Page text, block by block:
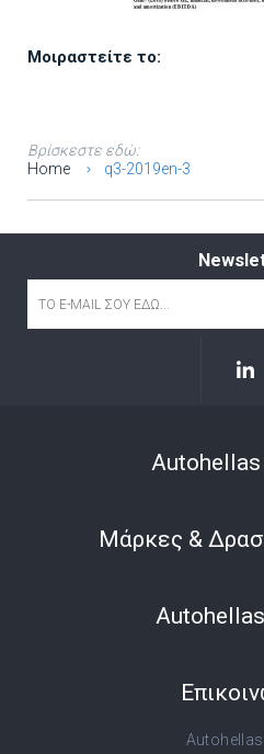
Μοιραστείτε το:
Βρίσκεστε εδώ:
Home
q3-2019en-3
Autohellas
Μάρκες &
Autohellas